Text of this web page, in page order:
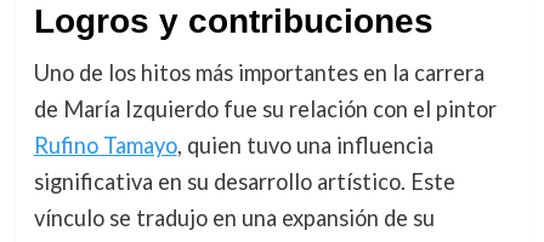
Logros y contribuciones
Uno de los hitos más importantes en la carrera
de María Izquierdo fue su relación con el pintor
Rufino Tamayo, quien tuvo una influencia
significativa en su desarrollo artístico. Este
vínculo se tradujo en una expansión de su